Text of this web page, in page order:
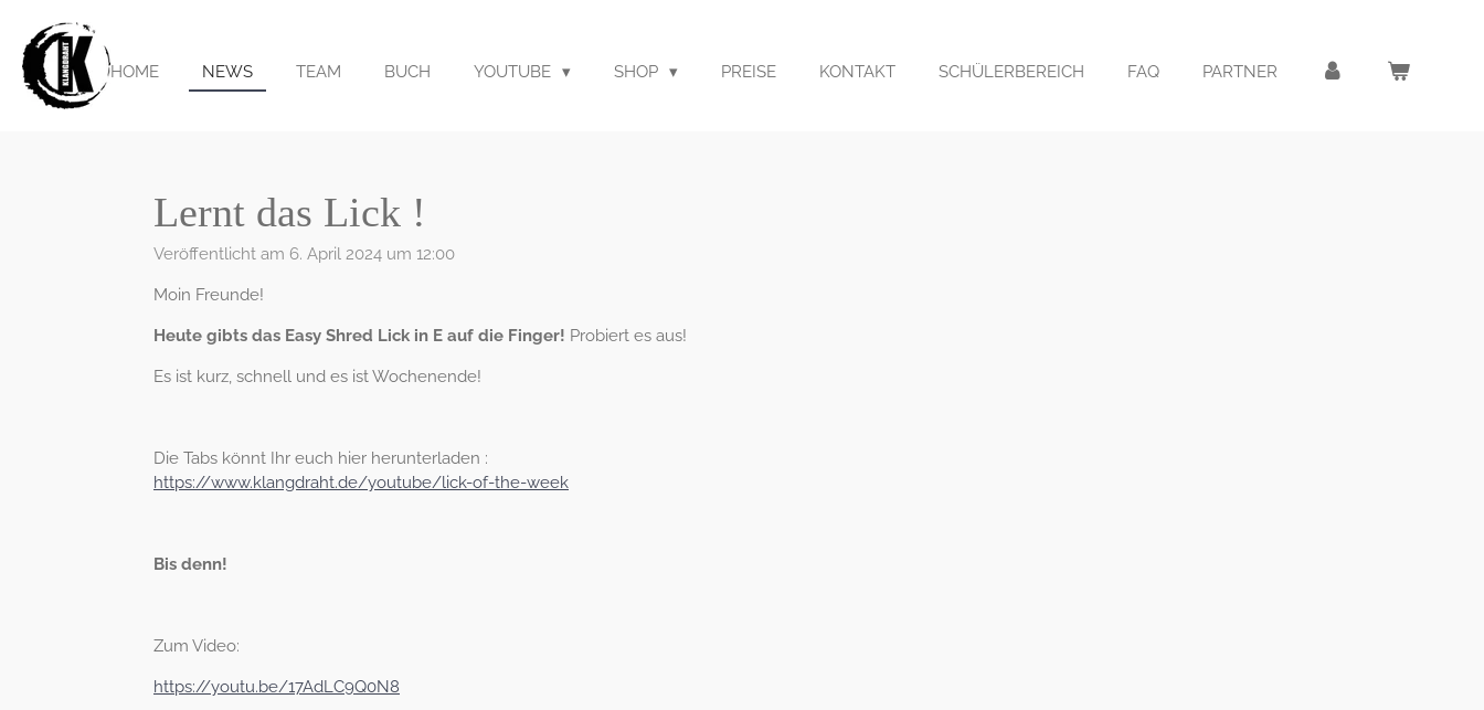
Hauptinhalt
springen
HOME NEWS TEAM BUCH YOUTUBE SHOP PREISE KONTAKT SCHÜLERBEREICH FAQ PARTNER
Lernt das Lick !
Veröffentlicht am 6. April 2024 um 12:00
Moin Freunde!
Heute gibts das Easy Shred Lick in E auf die Finger! Probiert es aus!
Es ist kurz, schnell und es ist Wochenende!
Die Tabs könnt Ihr euch hier herunterladen :
https://www.klangdraht.de/youtube/lick-of-the-week
Bis denn!
Zum Video:
https://youtu.be/17AdLC9Q0N8